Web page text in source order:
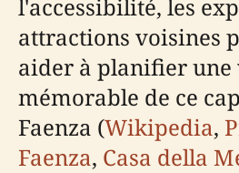
l'accessibilité, les
attractions voisines
aider à planifier une
mémorable de ce
Faenza (Wikipedia,
Faenza, Casa della